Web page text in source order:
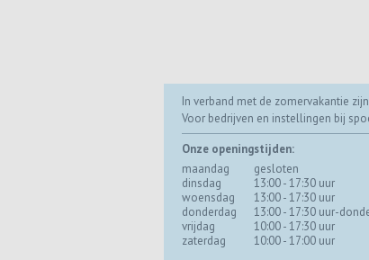
In verband met de zomervakantie
Voor bedrijven en instellingen bij
Onze openingstijden:
maandag
gesloten
dinsdag
13:00 - 17:30 uur
woensdag
13:00 - 17:30 uur
donderdag
13:00 - 17:30 uur-
vrijdag
10:00 - 17:30 uur
zaterdag
10:00 - 17:00 uur